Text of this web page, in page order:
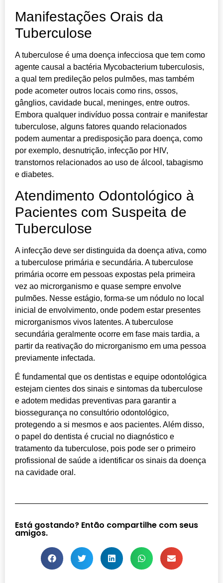
Manifestações Orais da
Tuberculose
A tuberculose é uma doença infecciosa que tem como
agente causal a bactéria Mycobacterium tuberculosis,
a qual tem predileção pelos pulmões, mas também
pode acometer outros locais como rins, ossos,
gânglios, cavidade bucal, meninges, entre outros.
Embora qualquer indivíduo possa contrair e manifestar
tuberculose, alguns fatores quando relacionados
podem aumentar a predisposição para doença, como
por exemplo, desnutrição, infecção por HIV,
transtornos relacionados ao uso de álcool, tabagismo
e diabetes.
Atendimento Odontológico à
Pacientes com Suspeita de
Tuberculose
A infecção deve ser distinguida da doença ativa, como
a tuberculose primária e secundária. A tuberculose
primária ocorre em pessoas expostas pela primeira
vez ao microrganismo e quase sempre envolve
pulmões. Nesse estágio, forma-se um nódulo no local
inicial de envolvimento, onde podem estar presentes
microrganismos vivos latentes. A tuberculose
secundária geralmente ocorre em fase mais tardia, a
partir da reativação do microrganismo em uma pessoa
previamente infectada.
É fundamental que os dentistas e equipe odontológica
estejam cientes dos sinais e sintomas da tuberculose
e adotem medidas preventivas para garantir a
biossegurança no consultório odontológico,
protegendo a si mesmos e aos pacientes. Além disso,
o papel do dentista é crucial no diagnóstico e
tratamento da tuberculose, pois pode ser o primeiro
profissional de saúde a identificar os sinais da doença
na cavidade oral.
Está gostando? Então compartilhe com seus
amigos.